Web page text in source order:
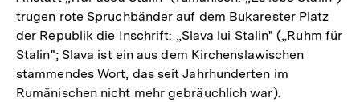
trugen rote Spruchbänder auf dem Bukarester Platz
der Republik die Inschrift: „Slava lui Stalin" („Ruhm für
Stalin"; Slava ist ein aus dem Kirchenslawischen
stammendes Wort, das seit Jahrhunderten im
Rumänischen nicht mehr gebräuchlich war).